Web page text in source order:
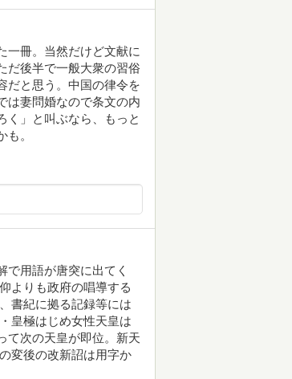
一冊。当然だけど文献に
だ後半で一般大衆の習俗
だと思う。中国の律令を
は妻問婚なので条文の内
く」と叫ぶなら、もっと
。
で用語が唐突に出てく
よりも政府の唱導する
書紀に拠る記録等には
皇極はじめ女性天皇は
て次の天皇が即位。新天
変後の改新詔は用字か